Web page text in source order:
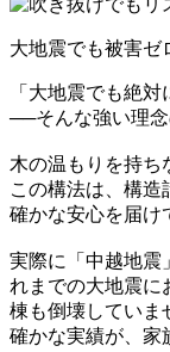
大地震でも被害ゼ
「大地震でも絶
──そんな強い理念
木の温もりを持ち
この構法は、構造
確かな安心を届け
実際に「中越地震
れまでの大地震に
棟も倒壊していま
確かな実績が、家